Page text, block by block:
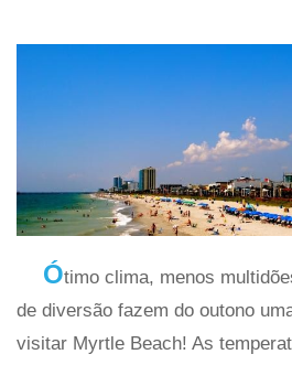
Ótimo clima, menos
de diversão fazem do outono
visitar Myrtle Beach! As